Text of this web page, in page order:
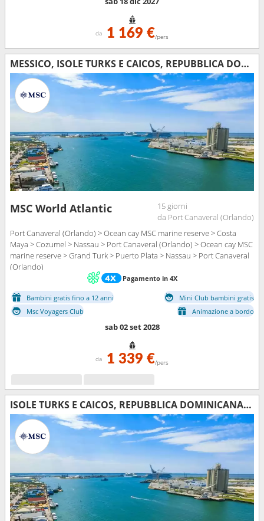
da 1 169 €/pers
MESSICO, ISOLE TURKS E CAICOS, REPUBBLICA DOMINICANA, BAHAMAS, STATI UNITI
MSC World Atlantic
15 giorni
da Port Canaveral (Orlando)
Port Canaveral (Orlando) > Ocean cay MSC marine reserve > Costa
Maya > Cozumel > Nassau > Port Canaveral (Orlando) > Ocean cay MSC
marine reserve > Grand Turk > Puerto Plata > Nassau > Port Canaveral
(Orlando)
Pagamento in 4X
Bambini gratis fino a 12 anni
Mini Club bambini gratis
Msc Voyagers Club
Animazione a bordo
sab 02 set 2028
da 1 339 €/pers
ISOLE TURKS E CAICOS, REPUBBLICA DOMINICANA, BAHAMAS, MESSICO, STATI UNITI